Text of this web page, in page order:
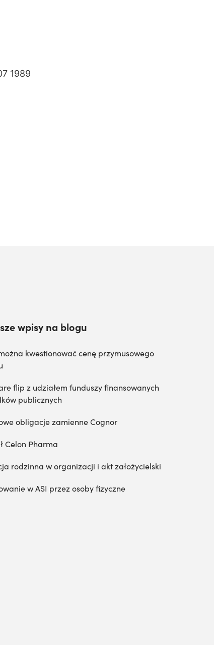
1989
wpisy na blogu
kwestionować cenę przymusowego
flip z udziałem funduszy finansowanych
publicznych
obligacje zamienne Cognor
Celon Pharma
rodzinna w organizacji i akt założycielski
w ASI przez osoby fizyczne